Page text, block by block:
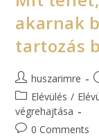
akarnak
tartozás
huszarimre
Elévülés /
végrehajtása
0 Comments